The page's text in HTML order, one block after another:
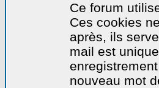
Ce forum
Ces cookies
après, ils
mail est
nouveau mot